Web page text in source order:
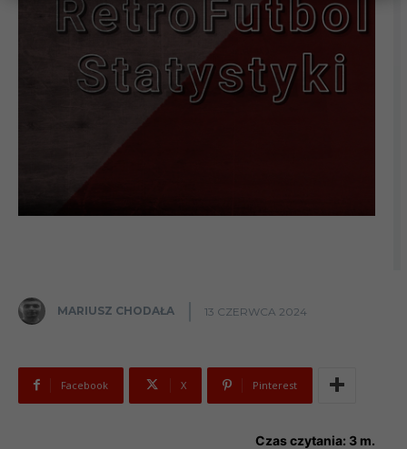
MARIUSZ CHODAŁA 13 CZERWCA 2024
Facebook X Pinterest
Czas czytania: 3 m.